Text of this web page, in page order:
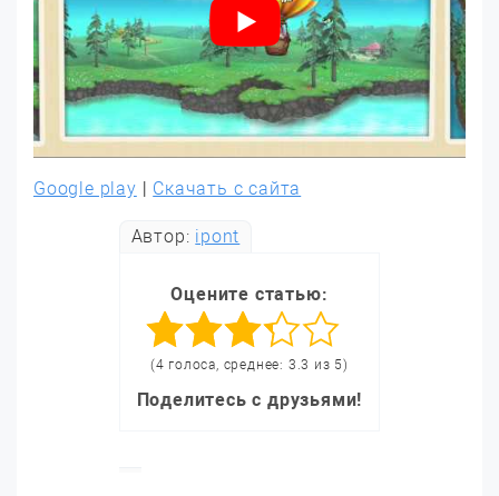
Google play | Скачать с сайта
Автор: ipont
Оцените статью:
(4 голоса, среднее: 3.3 из 5)
Поделитесь с друзьями!